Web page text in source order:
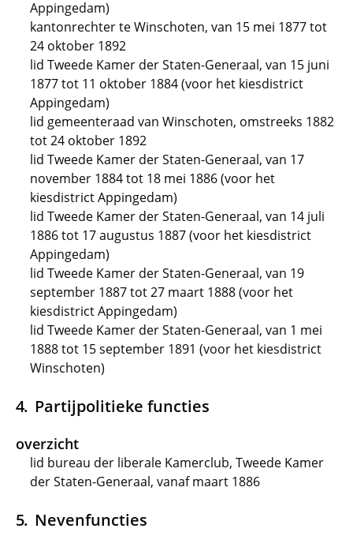
Appingedam)
kantonrechter te Winschoten, van 15 mei 1877 tot
24 oktober 1892
lid Tweede Kamer der Staten-Generaal, van 15 juni
1877 tot 11 oktober 1884 (voor het kiesdistrict
Appingedam)
lid gemeenteraad van Winschoten, omstreeks 1882
tot 24 oktober 1892
lid Tweede Kamer der Staten-Generaal, van 17
november 1884 tot 18 mei 1886 (voor het
kiesdistrict Appingedam)
lid Tweede Kamer der Staten-Generaal, van 14 juli
1886 tot 17 augustus 1887 (voor het kiesdistrict
Appingedam)
lid Tweede Kamer der Staten-Generaal, van 19
september 1887 tot 27 maart 1888 (voor het
kiesdistrict Appingedam)
lid Tweede Kamer der Staten-Generaal, van 1 mei
1888 tot 15 september 1891 (voor het kiesdistrict
Winschoten)
Partijpolitieke functies
overzicht
lid bureau der liberale Kamerclub, Tweede Kamer
der Staten-Generaal, vanaf maart 1886
Nevenfuncties